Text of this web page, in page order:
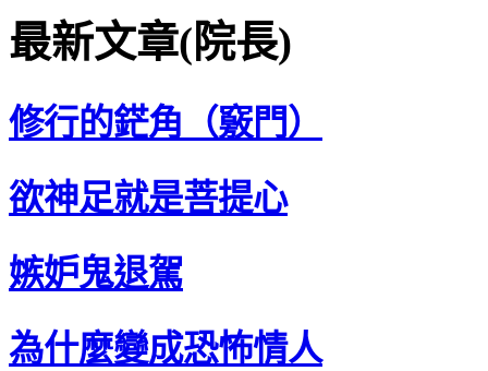
最新文章(院長)
修行的鋩角（竅門）
欲神足就是菩提心
嫉妒鬼退駕
為什麼變成恐怖情人